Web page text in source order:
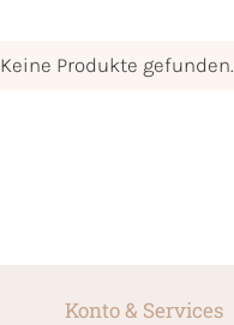
Keine Produkte gefunden.
Konto & Services